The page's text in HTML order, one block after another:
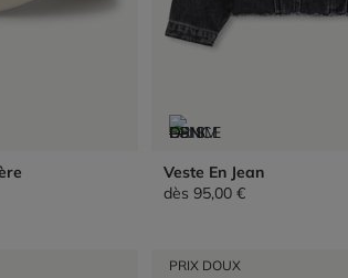
Veste En Jean
dès 95,00 €
PRIX DOUX